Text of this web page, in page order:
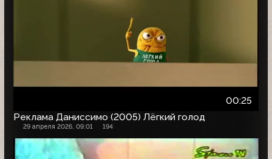
00:25
Реклама Даниссимо (2005) Лёгкий голод
29 апреля 2026, 09:01 194